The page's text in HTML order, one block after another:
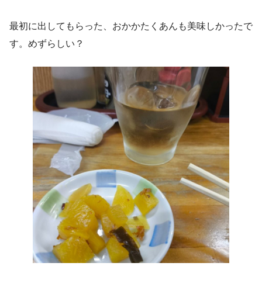
最初に出してもらった、おかかたくあんも美味しかったで
す。めずらしい？